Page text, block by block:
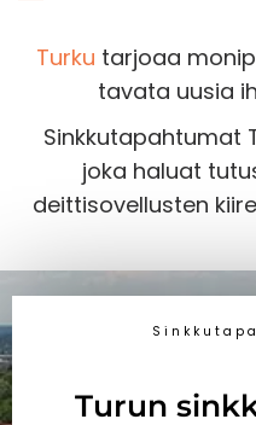
Turku tarjoaa
tavata uusia
Sinkkutapahtumat
joka haluat
deittisovellusten
Turun